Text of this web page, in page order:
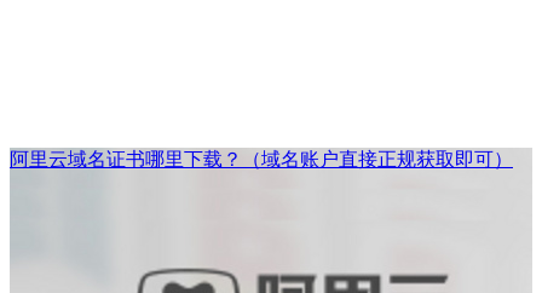
阿里云域名证书哪里下载？（域名账户直接正规获取即可）